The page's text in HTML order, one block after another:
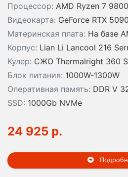
Процессор: AMD Ryzen 7
Видеокарта: GeForce RTX
Материнская плата: На базе
Корпус: Lian Li Lancool 216
Кулер: СЖО Thermalright 360
Блок питания: 1000W-1300W
Оперативная память: DDR V
SSD: 1000Gb NVMe
24 925 р.